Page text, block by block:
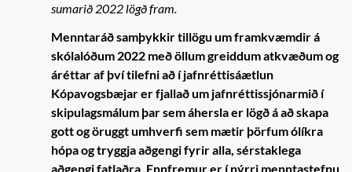
sumarið 2022 lögð fram.
Menntaráð samþykkir tillögu um framkvæmdir á
skólalóðum 2022 með öllum greiddum atkvæðum og
áréttar af því tilefni að í jafnréttisáætlun
Kópavogsbæjar er fjallað um jafnréttissjónarmið í
skipulagsmálum þar sem áhersla er lögð á að skapa
gott og öruggt umhverfi sem mætir þörfum ólíkra
hópa og tryggja aðgengi fyrir alla, sérstaklega
aðgengi fatlaðra. Ennfremur er í nýrri menntastefnu